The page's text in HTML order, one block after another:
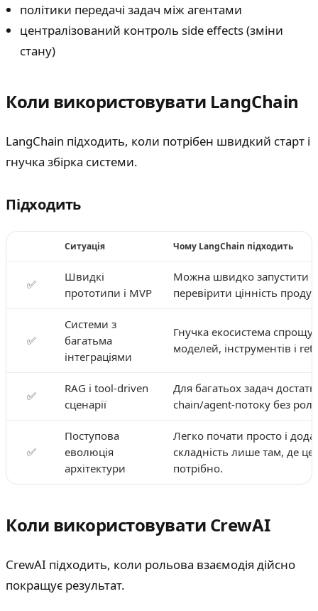
політики передачі задач між агентами
централізований контроль side effects (зміни
стану)
Коли використовувати LangChain
LangChain підходить, коли потрібен швидкий старт і
гнучка збірка системи.
Підходить
Ситуація Чому LangChain підходить
✅
Швидкі
прототипи і MVP
Можна швидко запустити
перевірити цінність
✅
Системи з
багатьма
інтеграціями
Гнучка екосистема
моделей, інструментів і
✅
RAG і tool-driven
сценарії
Для багатьох задач
chain/agent-потоку без
✅
Поступова
еволюція
архітектури
Легко почати просто і
складність лише там, де це
потрібно.
Коли використовувати CrewAI
CrewAI підходить, коли рольова взаємодія дійсно
покращує результат.